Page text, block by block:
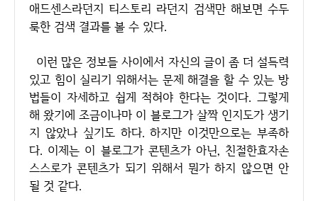
애드센스라던지 티스토리 라던지 검색만 해보면 수두
룩한 검색 결과를 볼 수 있다.
이런 많은 정보들 사이에서 자신의 글이 좀 더 설득력
있고 힘이 실리기 위해서는 문제 해결을 할 수 있는 방
법들이 자세하고 쉽게 적혀야 한다는 것이다. 그렇게
해 왔기에 조금이나마 이 블로그가 살짝 인지도가 생기
지 않았나 싶기도 하다. 하지만 이것만으로는 부족하
다. 이제는 이 블로그가 콘텐츠가 아닌, 친절한효자손
스스로가 콘텐츠가 되기 위해서 뭔가 하지 않으면 안
될 것 같다.